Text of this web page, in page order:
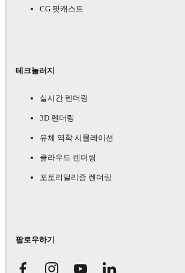
CG 팟캐스트
테크놀러지
실시간 렌더링
3D 렌더링
유체 역학 시뮬레이션
클라우드 렌더링
포토리얼리즘 렌더링
팔로우하기